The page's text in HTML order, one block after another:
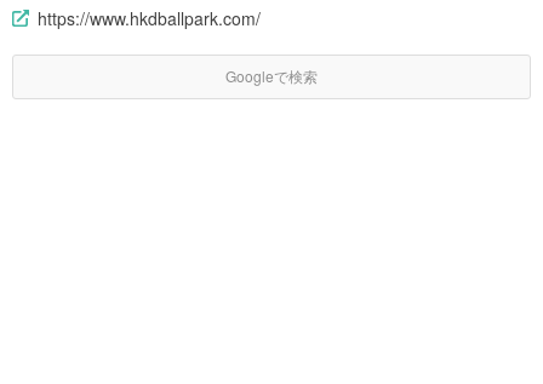
https://www.hkdballpark.com/
Googleで検索